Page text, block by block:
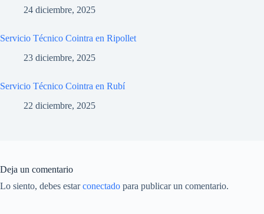
24 diciembre, 2025
Servicio Técnico Cointra en Ripollet
23 diciembre, 2025
Servicio Técnico Cointra en Rubí
22 diciembre, 2025
Deja un comentario
Lo siento, debes estarconectado para publicar un comentario.